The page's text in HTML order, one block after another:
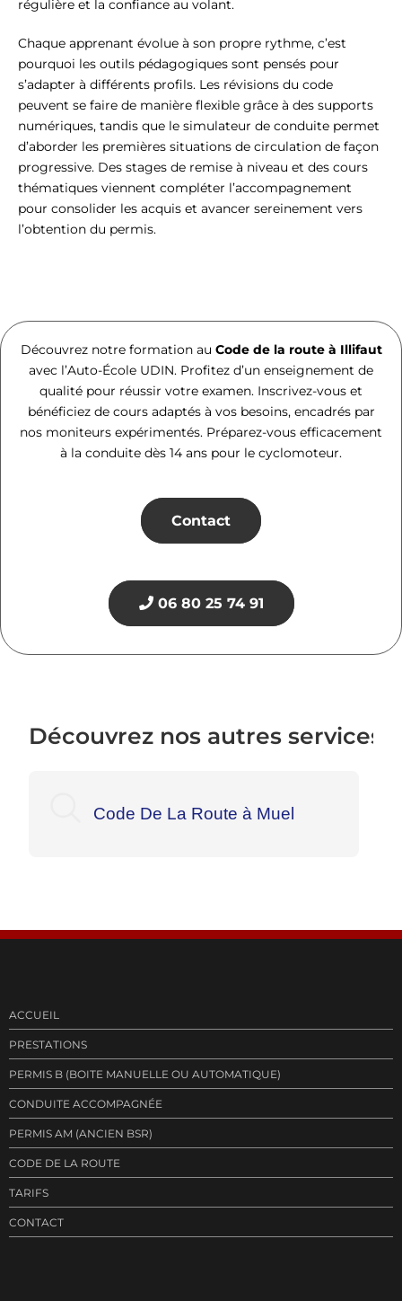
régulière et la confiance au volant.
Chaque apprenant évolue à son propre rythme, c’est
pourquoi les outils pédagogiques sont pensés pour
s’adapter à différents profils. Les révisions du code
peuvent se faire de manière flexible grâce à des supports
numériques, tandis que le simulateur de conduite permet
d’aborder les premières situations de circulation de façon
progressive. Des stages de remise à niveau et des cours
thématiques viennent compléter l’accompagnement
pour consolider les acquis et avancer sereinement vers
l’obtention du permis.
Découvrez notre formation au Code de la route à Illifaut
avec l’Auto-École UDIN. Profitez d’un enseignement de
qualité pour réussir votre examen. Inscrivez-vous et
bénéficiez de cours adaptés à vos besoins, encadrés par
nos moniteurs expérimentés. Préparez-vous efficacement
à la conduite dès 14 ans pour le cyclomoteur.
Contact
06 80 25 74 91
Découvrez nos autres services:
Code De La Route à Muel
ACCUEIL
PRESTATIONS
PERMIS B (BOITE MANUELLE OU AUTOMATIQUE)
CONDUITE ACCOMPAGNÉE
PERMIS AM (ANCIEN BSR)
CODE DE LA ROUTE
TARIFS
CONTACT